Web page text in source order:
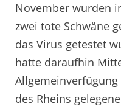
November wurden
zwei tote Schwäne
das Virus getestet
hatte daraufhin
des Rheins